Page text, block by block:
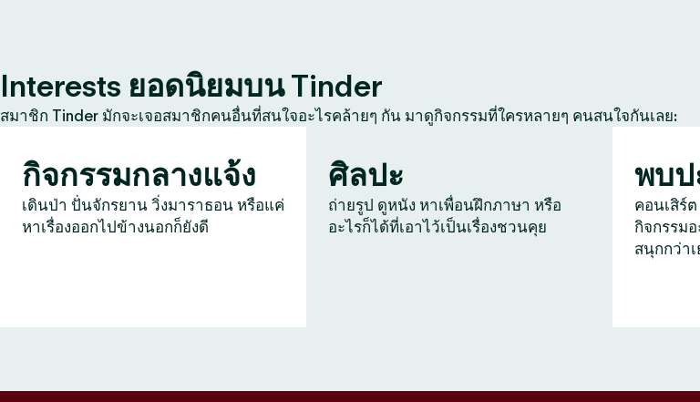
Interests ยอดนิยมบน Tinder
สมาชิก Tinder มักจะเจอสมาชิกคนอื่นที่สนใจอะไรคล้ายๆ กัน มาดูกิจกรรมที่ใครหลายๆ คนสนใจกันเลย:
กิจกรรมกลางแจ้ง
เดินป่า ปั่นจักรยาน วิ่งมาราธอน หรือแค่
หาเรื่องออกไปข้างนอกก็ยังดี
ศิลปะ
ถ่ายรูป ดูหนัง หาเพื่อนฝึกภาษา หรือ
อะไรก็ได้ที่เอาไว้เป็นเรื่องชวนคุย
พบป
คอนเสิร์
กิจกรรม
สนุกกว่าเ